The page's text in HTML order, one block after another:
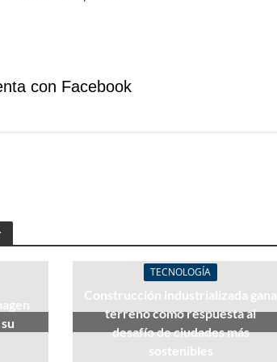
con Facebook
TECNOLOGÍA
Construcción industrializada gana
terreno como respuesta al
desafío de ciudades más
sostenibles